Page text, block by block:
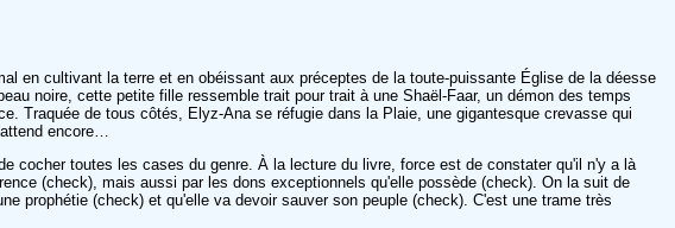
en cultivant la terre et en obéissant aux préceptes de la toute-puissante Église de la déesse
noire, cette petite fille ressemble trait pour trait à une Shaël-Faar, un démon des temps
Traquée de tous côtés, Elyz-Ana se réfugie dans la Plaie, une gigantesque crevasse qui
encore…
cocher toutes les cases du genre. À la lecture du livre, force est de constater qu'il n'y a là
(check), mais aussi par les dons exceptionnels qu'elle possède (check). On la suit de
prophétie (check) et qu'elle va devoir sauver son peuple (check). C'est une trame très